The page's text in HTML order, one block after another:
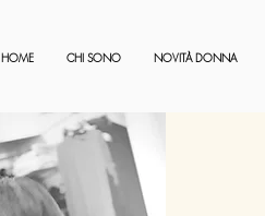
HOME CHI SONO NOVITÀ DONNA